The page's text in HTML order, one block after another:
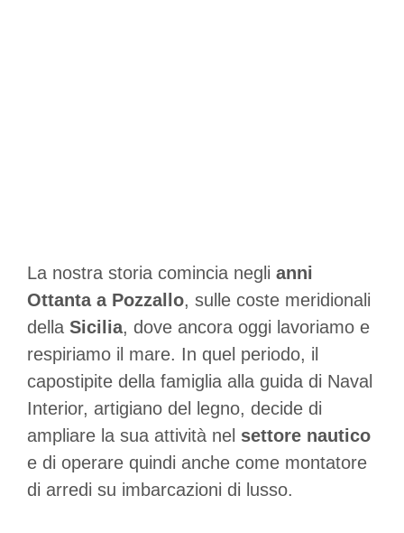
La nostra storia comincia negli anni
Ottanta a Pozzallo, sulle coste meridionali
della Sicilia, dove ancora oggi lavoriamo e
respiriamo il mare. In quel periodo, il
capostipite della famiglia alla guida di Naval
Interior, artigiano del legno, decide di
ampliare la sua attività nel settore nautico
e di operare quindi anche come montatore
di arredi su imbarcazioni di lusso.